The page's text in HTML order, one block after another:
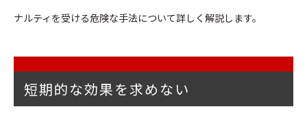
ナルティを受ける危険な手法について詳しく解説します。
短期的な効果を求めない